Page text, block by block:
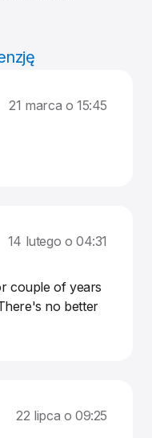
21 marca o 15:45
14 lutego o 04:31
couple of years
no better
22 lipca o 09:25